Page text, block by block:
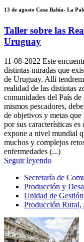
13 de agosto Casa Bahía- La
Taller sobre las
Uruguay
11-08-2022 Este
distintas miradas que
de Uruguay. Allí
realidad de las distintas
comunidades del País
mismos pescadores,
de objetivos y metas
por sus características
expone a nivel mundial
muchos y complejos
enfermedades (...)
Seguir leyendo
Secretaría de
Producción y
Unidad de
Producción Rural,